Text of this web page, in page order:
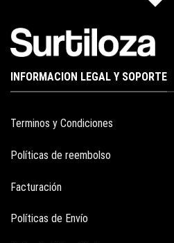
INFORMACION LEGAL Y SOPORTE
Terminos y Condiciones
Políticas de reembolso
Facturación
Políticas de Envío